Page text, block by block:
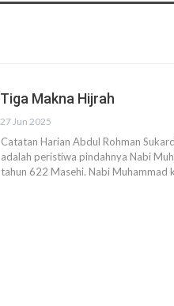
Tiga Makna Hijrah
27 Jun 2025
Catatan Harian Abdul Rohman
adalah peristiwa pindahnya Nabi
tahun 622 Masehi. Nabi